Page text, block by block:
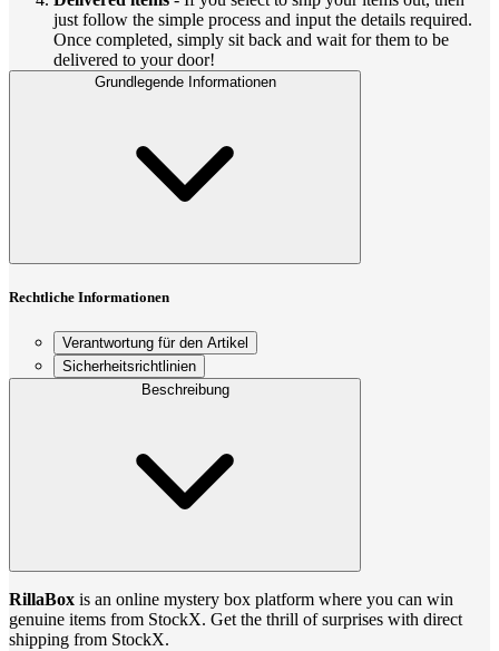
just follow the simple process and input the details required.
Once completed, simply sit back and wait for them to be
delivered to your door!
Grundlegende Informationen
Rechtliche Informationen
Verantwortung für den Artikel
Sicherheitsrichtlinien
Beschreibung
RillaBox is an online mystery box platform where you can win
genuine items from StockX. Get the thrill of surprises with direct
shipping from StockX.